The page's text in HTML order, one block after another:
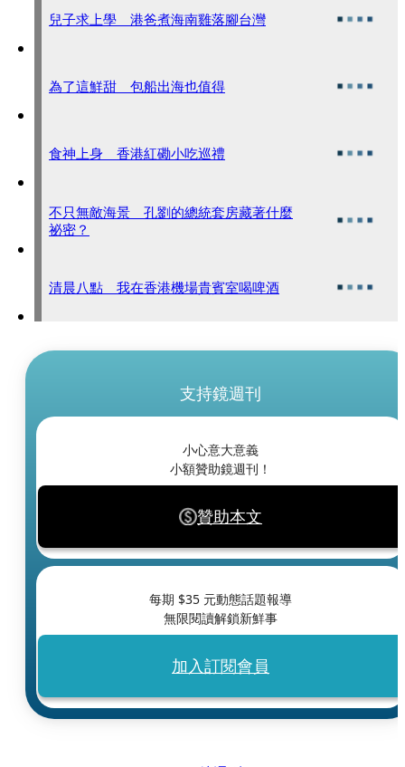
兒子求上學 港爸煮海南雞落腳台灣
為了這鮮甜 包船出海也值得
食神上身 香港紅磡小吃巡禮
不只無敵海景 孔劉的總統套房藏著什麼
祕密？
清晨八點 我在香港機場貴賓室喝啤酒
支持鏡週刊
小心意大意義
小額贊助鏡週刊！
贊助本文
每期 $35 元動態話題報導
無限閱讀解鎖新鮮事
加入訂閱會員